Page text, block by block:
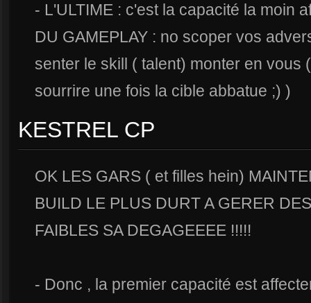
- L'ULTIME : c'est la capacité la moin
DU GAMEPLAY : no scoper vos
senter le skill ( talent) monter en vous
sourrire une fois la cible abbatue ;) )
KESTREL CP
OK LES GARS ( et filles hein)
BUILD LE PLUS DURT A GERER
FAIBLES SA DEGAGEEEE !!!!!
- Donc , la premier capacité est